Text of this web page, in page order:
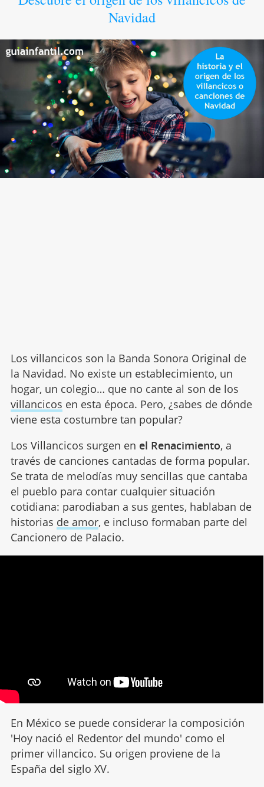
Navidad
Los villancicos son la Banda Sonora Original de
la Navidad. No existe un establecimiento, un
hogar, un colegio… que no cante al son de los
villancicos en esta época. Pero, ¿sabes de dónde
viene esta costumbre tan popular?
Los Villancicos surgen en el Renacimiento, a
través de canciones cantadas de forma popular.
Se trata de melodías muy sencillas que cantaba
el pueblo para contar cualquier situación
cotidiana: parodiaban a sus gentes, hablaban de
historias de amor, e incluso formaban parte del
Cancionero de Palacio.
En México se puede considerar la composición
'Hoy nació el Redentor del mundo' como el
primer villancico. Su origen proviene de la
España del siglo XV.